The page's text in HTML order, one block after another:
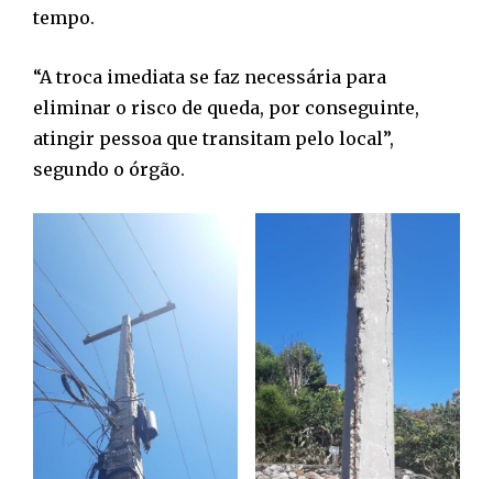
tempo.
“A troca imediata se faz necessária para
eliminar o risco de queda, por conseguinte,
atingir pessoa que transitam pelo local”,
segundo o órgão.